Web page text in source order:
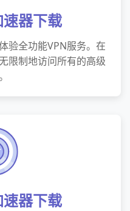
器下载
验全功能VPN服务。在
限制地访问所有的高级
器下载